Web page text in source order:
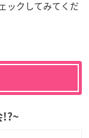
ックしてみてくだ
!?~